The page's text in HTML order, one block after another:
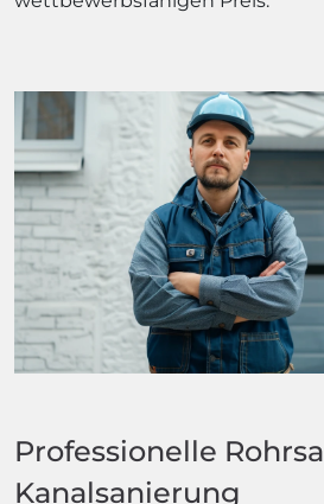
Professionelle
Kanalsanierung